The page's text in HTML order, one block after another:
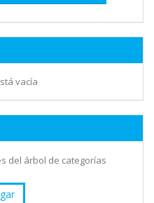
vacía
del árbol de categorías